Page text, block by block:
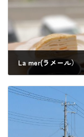
La mer(ラメール）